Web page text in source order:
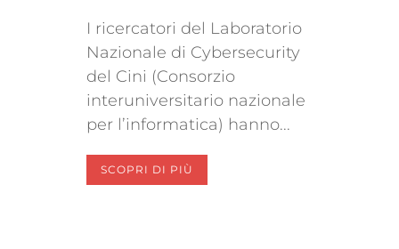
I ricercatori del Laboratorio
Nazionale di Cybersecurity
del Cini (Consorzio
interuniversitario nazionale
per l’informatica) hanno...
SCOPRI DI PIÙ